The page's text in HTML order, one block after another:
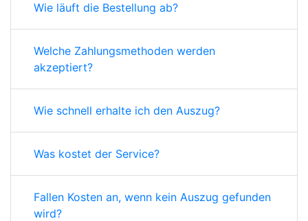
Wie läuft die Bestellung ab?
Welche Zahlungsmethoden werden
akzeptiert?
Wie schnell erhalte ich den Auszug?
Was kostet der Service?
Fallen Kosten an, wenn kein Auszug gefunden
wird?